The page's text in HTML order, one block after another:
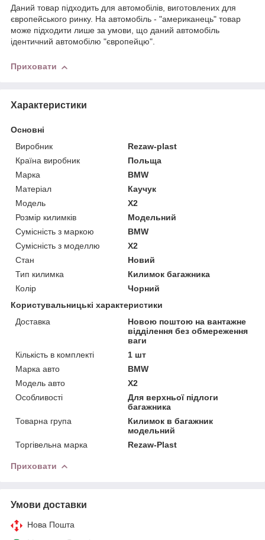
Даний товар підходить для автомобілів, виготовлених для
європейського ринку. На автомобіль - "американець" товар
може підходити лише за умови, що даний автомобіль
ідентичний автомобілю "європейцю".
Приховати
Характеристики
Основні
Виробник
Rezaw-plast
Країна виробник
Польща
Марка
BMW
Матеріал
Каучук
Модель
X2
Розмір килимків
Модельний
Сумісність з маркою
BMW
Сумісність з моделлю
X2
Стан
Новий
Тип килимка
Килимок багажника
Колір
Чорний
Користувальницькі характеристики
Доставка
Новою поштою на вантажне
відділення без обмереження
ваги
Кількість в комплекті
1 шт
Марка авто
BMW
Модель авто
X2
Особливості
Для верхньої підлоги
багажника
Товарна група
Килимок в багажник
модельний
Торгівельна марка
Rezaw-Plast
Приховати
Умови доставки
Нова Пошта